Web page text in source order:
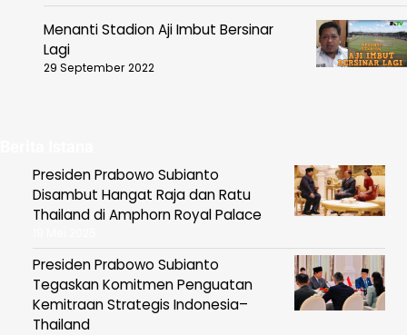
Menanti Stadion Aji Imbut Bersinar
Lagi
29 September 2022
Presiden Prabowo Subianto
Disambut Hangat Raja dan Ratu
Thailand di Amphorn Royal Palace
Presiden Prabowo Subianto
Tegaskan Komitmen Penguatan
Kemitraan Strategis Indonesia–
Thailand